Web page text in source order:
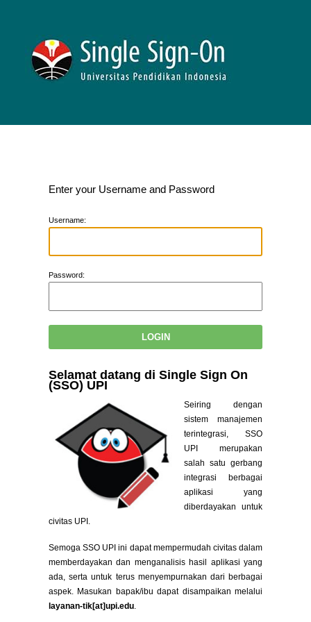
Enter your Username and Password
Username:
Password:
Selamat datang di Single Sign On
(SSO) UPI
Seiring dengan
sistem manajemen
terintegrasi, SSO
UPI merupakan
salah satu gerbang
integrasi berbagai
aplikasi yang
diberdayakan untuk
civitas UPI.
Semoga SSO UPI ini dapat mempermudah civitas dalam
memberdayakan dan menganalisis hasil aplikasi yang
ada, serta untuk terus menyempurnakan dari berbagai
aspek. Masukan bapak/ibu dapat disampaikan melalui
layanan-tik[at]upi.edu.